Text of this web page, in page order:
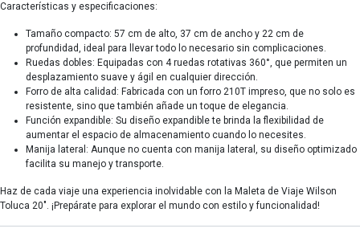
Características y especificaciones:
Tamaño compacto: 57 cm de alto, 37 cm de ancho y 22 cm de
profundidad, ideal para llevar todo lo necesario sin complicaciones.
Ruedas dobles: Equipadas con 4 ruedas rotativas 360°, que permiten un
desplazamiento suave y ágil en cualquier dirección.
Forro de alta calidad: Fabricada con un forro 210T impreso, que no solo es
resistente, sino que también añade un toque de elegancia.
Función expandible: Su diseño expandible te brinda la flexibilidad de
aumentar el espacio de almacenamiento cuando lo necesites.
Manija lateral: Aunque no cuenta con manija lateral, su diseño optimizado
facilita su manejo y transporte.
Haz de cada viaje una experiencia inolvidable con la Maleta de Viaje Wilson
Toluca 20". ¡Prepárate para explorar el mundo con estilo y funcionalidad!